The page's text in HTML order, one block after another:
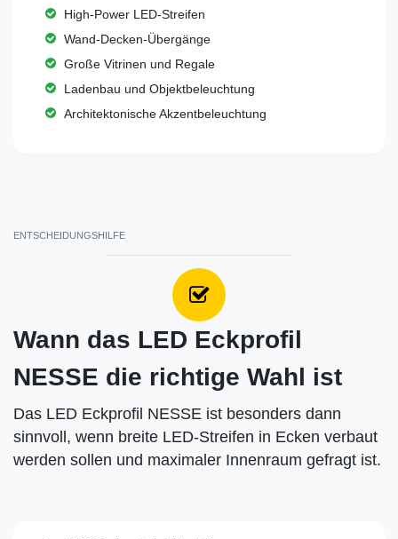
High-Power LED-Streifen
Wand-Decken-Übergänge
Große Vitrinen und Regale
Ladenbau und Objektbeleuchtung
Architektonische Akzentbeleuchtung
ENTSCHEIDUNGSHILFE
Wann das LED Eckprofil
NESSE die richtige Wahl ist
Das LED Eckprofil NESSE ist besonders dann
sinnvoll, wenn breite LED-Streifen in Ecken verbaut
werden sollen und maximaler Innenraum gefragt ist.